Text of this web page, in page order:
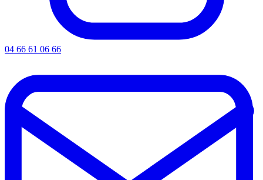
04 66 61 06 66